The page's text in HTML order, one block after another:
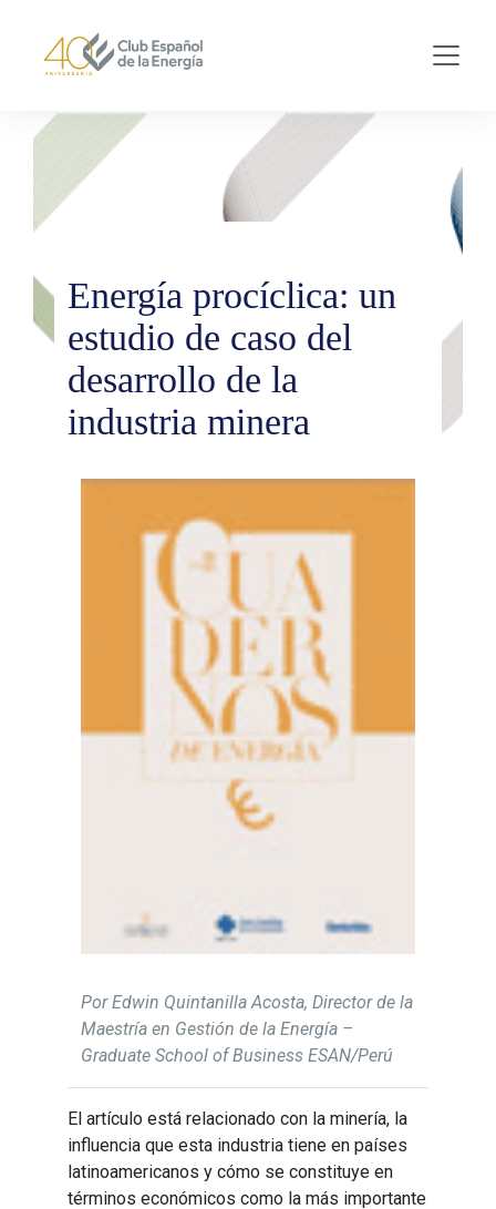
Energía procíclica: un
estudio de caso del
desarrollo de la
industria minera
Por Edwin Quintanilla Acosta, Director de la
Maestría en Gestión de la Energía –
Graduate School of Business ESAN/Perú
El artículo está relacionado con la minería, la
influencia que esta industria tiene en países
latinoamericanos y cómo se constituye en
términos económicos como la más importante